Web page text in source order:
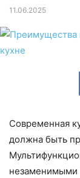
11.06.2025
Современная
должна быть
незаменимыми